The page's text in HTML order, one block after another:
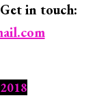
in touch: